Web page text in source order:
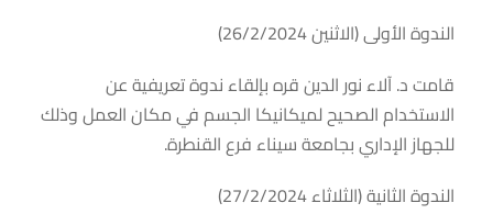
الندوة الأولى (الاثنين 26/2/2024)
قامت د. آلاء نور الدين قره بإلقاء ندوة تعريفية عن
الاستخدام الصحيح لميكانيكا الجسم في مكان العمل وذلك
للجهاز الإداري بجامعة سيناء فرع القنطرة.
الندوة الثانية (الثلاثاء 27/2/2024)